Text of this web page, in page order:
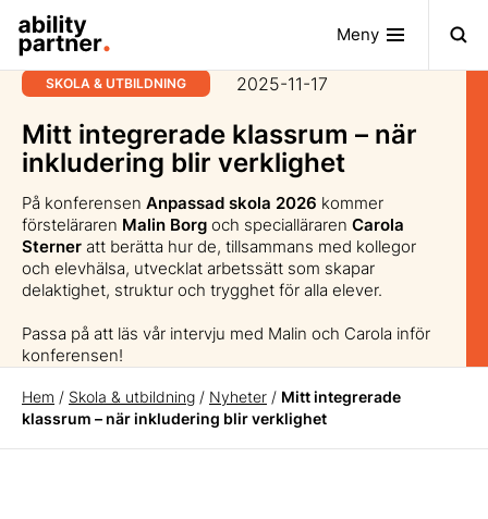
Meny
SKOLA & UTBILDNING 2025-11-17
Mitt integrerade klassrum – när
inkludering blir verklighet
På konferensen Anpassad skola 2026 kommer
försteläraren Malin Borg och specialläraren Carola
Sterner att berätta hur de, tillsammans med kollegor
och elevhälsa, utvecklat arbetssätt som skapar
delaktighet, struktur och trygghet för alla elever.
Passa på att läs vår intervju med Malin och Carola inför
konferensen!
Hem / Skola & utbildning / Nyheter / Mitt integrerade
klassrum – när inkludering blir verklighet